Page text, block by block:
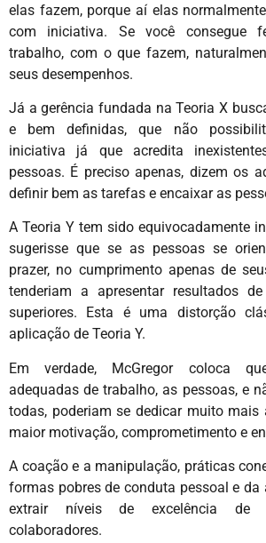
elas fazem, porque aí elas
com iniciativa. Se você consegue
trabalho, com o que fazem,
seus desempenhos.
Já a gerência fundada na Teoria X
e bem definidas, que não
iniciativa já que acredita
pessoas. É preciso apenas, dizem os
definir bem as tarefas e encaixar as
A Teoria Y tem sido equivocadamente
sugerisse que se as pessoas se
prazer, no cumprimento apenas de
tenderiam a apresentar resultados
superiores. Esta é uma distorção
aplicação de Teoria Y.
Em verdade, McGregor coloca
adequadas de trabalho, as pessoas, e
todas, poderiam se dedicar muito mais
maior motivação, comprometimento e
A coação e a manipulação, práticas
formas pobres de conduta pessoal e da
extrair níveis de excelência de
colaboradores.